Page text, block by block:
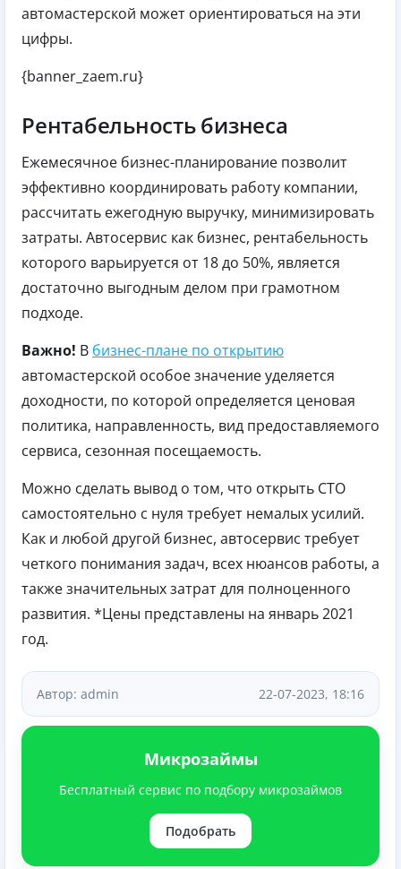
автомастерской может ориентироваться на эти
цифры.
{banner_zaem.ru}
Рентабельность бизнеса
Ежемесячное бизнес-планирование позволит
эффективно координировать работу компании,
рассчитать ежегодную выручку, минимизировать
затраты. Автосервис как бизнес, рентабельность
которого варьируется от 18 до 50%, является
достаточно выгодным делом при грамотном
подходе.
Важно! В бизнес-плане по открытию
автомастерской особое значение уделяется
доходности, по которой определяется ценовая
политика, направленность, вид предоставляемого
сервиса, сезонная посещаемость.
Можно сделать вывод о том, что открыть СТО
самостоятельно с нуля требует немалых усилий.
Как и любой другой бизнес, автосервис требует
четкого понимания задач, всех нюансов работы, а
также значительных затрат для полноценного
развития. *Цены представлены на январь 2021
год.
Автор: admin 22-07-2023, 18:16
Микрозаймы
Бесплатный сервис по подбору микрозаймов
Подобрать